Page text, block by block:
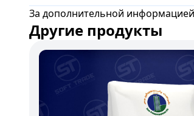
За дополнительной информацией
Другие продукты